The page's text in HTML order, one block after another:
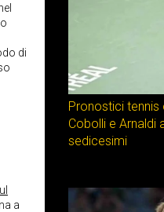
di
a
Pronostici tennis
Cobolli e Arnaldi
sedicesimi